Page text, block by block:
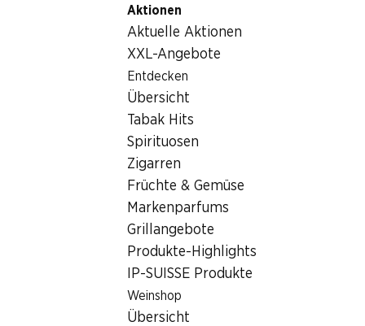
Aktionen
Aktuelle Aktionen
XXL-Angebote
Entdecken
Übersicht
Tabak Hits
Spirituosen
Zigarren
Früchte & Gemüse
Markenparfums
Grillangebote
Produkte-Highlights
IP-SUISSE Produkte
Weinshop
Übersicht
Bier
Wochenend-Knaller